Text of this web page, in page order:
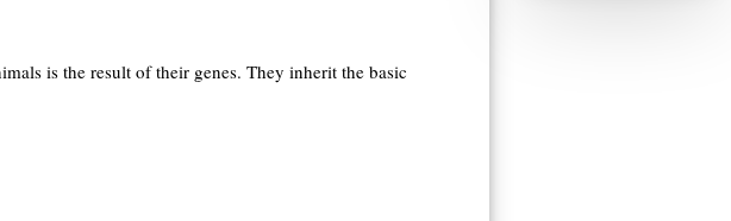
is the result of their genes. They inherit the basic